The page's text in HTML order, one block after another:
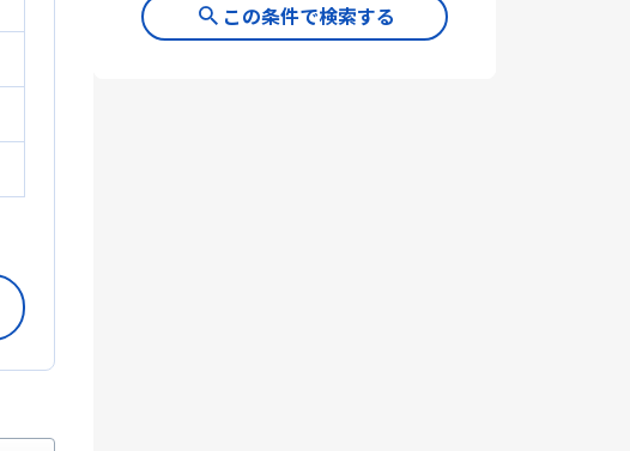
この条件で検索する